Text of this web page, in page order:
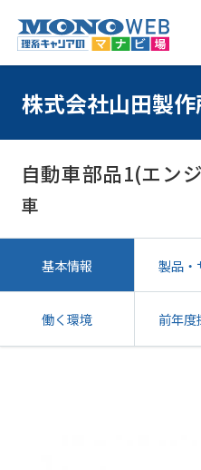
株式会社山田製
自動車部品1(エン
車
基本情報 製品・
働く環境 前年度